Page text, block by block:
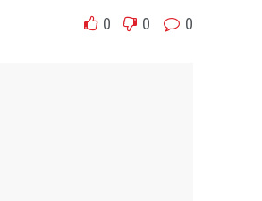
0 0 0